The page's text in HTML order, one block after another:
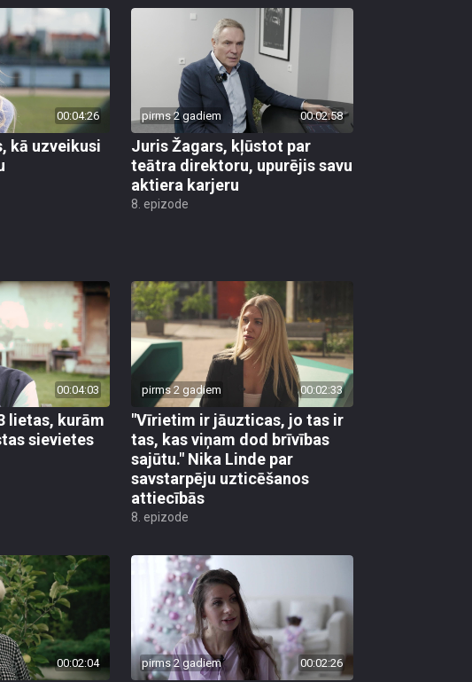
00:04:26
kā uzveikusi
pirms 2 gadiem 00:02:58
Juris Žagars, kļūstot par
teātra direktoru, upurējis savu
aktiera karjeru
8. epizode
00:04:03
lietas, kurām
sievietes
pirms 2 gadiem 00:02:33
"Vīrietim ir jāuzticas, jo tas ir
tas, kas viņam dod brīvības
sajūtu." Nika Linde par
savstarpēju uzticēšanos
attiecībās
8. epizode
00:02:04 pirms 2 gadiem 00:02:26